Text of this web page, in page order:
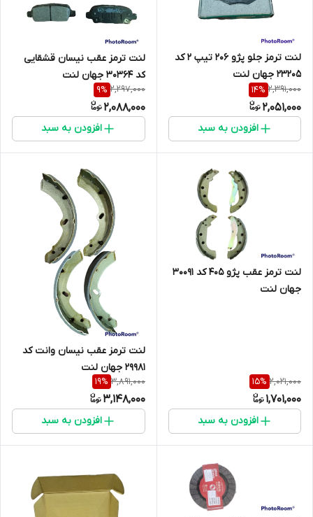
لنت ترمز جلو پژو 206 تیپ 2 کد
23205 جهان لنت
2,391,000
14%
2,051,000
افزودن به سبد
لنت ترمز عقب نیسان قشقایی
کد 30364 جهان لنت
2,297,000
9%
2,088,000
افزودن به سبد
لنت ترمز عقب پژو 405 کد 30091
جهان لنت
2,021,000
15%
1,701,000
افزودن به سبد
لنت ترمز عقب نیسان وانت کد
29981 جهان لنت
3,891,000
19%
3,148,000
افزودن به سبد